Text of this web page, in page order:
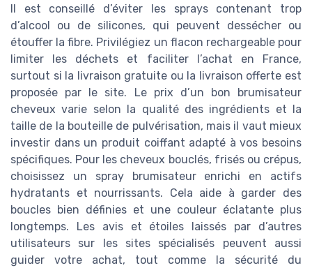
Il est conseillé d’éviter les sprays contenant trop
d’alcool ou de silicones, qui peuvent dessécher ou
étouffer la fibre. Privilégiez un flacon rechargeable pour
limiter les déchets et faciliter l’achat en France,
surtout si la livraison gratuite ou la livraison offerte est
proposée par le site. Le prix d’un bon brumisateur
cheveux varie selon la qualité des ingrédients et la
taille de la bouteille de pulvérisation, mais il vaut mieux
investir dans un produit coiffant adapté à vos besoins
spécifiques. Pour les cheveux bouclés, frisés ou crépus,
choisissez un spray brumisateur enrichi en actifs
hydratants et nourrissants. Cela aide à garder des
boucles bien définies et une couleur éclatante plus
longtemps. Les avis et étoiles laissés par d’autres
utilisateurs sur les sites spécialisés peuvent aussi
guider votre achat, tout comme la sécurité du